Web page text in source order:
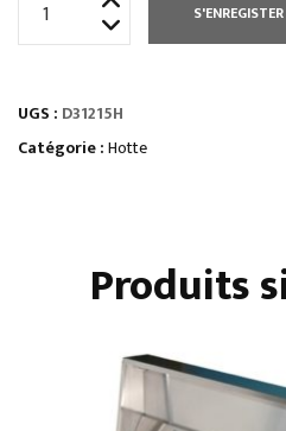
-
HAUTEUR
UGS : D31215H
Catégorie :Hotte
Produits